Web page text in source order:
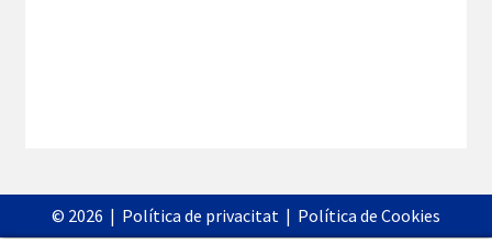
© 2026 | Política de privacitat | Política de Cookies